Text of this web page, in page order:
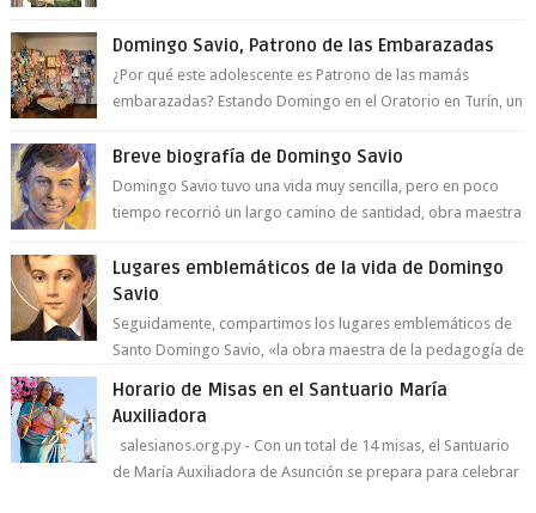
Domingo Savio, Patrono de las Embarazadas
¿Por qué este adolescente es Patrono de las mamás
embarazadas? Estando Domingo en el Oratorio en Turín, un
Breve biografía de Domingo Savio
Domingo Savio tuvo una vida muy sencilla, pero en poco
tiempo recorrió un largo camino de santidad, obra maestra
Lugares emblemáticos de la vida de Domingo
Savio
Seguidamente, compartimos los lugares emblemáticos de
Santo Domingo Savio, «la obra maestra de la pedagogía de
Horario de Misas en el Santuario María
Auxiliadora
salesianos.org.py - Con un total de 14 misas, el Santuario
de María Auxiliadora de Asunción se prepara para celebrar